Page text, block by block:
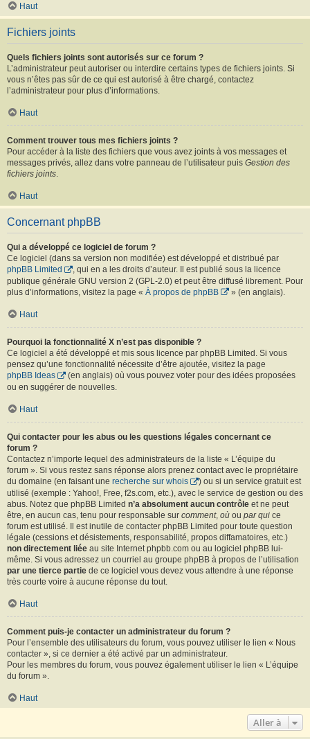
Haut
Fichiers joints
Quels fichiers joints sont autorisés sur ce forum ?
L’administrateur peut autoriser ou interdire certains types de fichiers joints. Si
vous n’êtes pas sûr de ce qui est autorisé à être chargé, contactez
l’administrateur pour plus d’informations.
Haut
Comment trouver tous mes fichiers joints ?
Pour accéder à la liste des fichiers que vous avez joints à vos messages et
messages privés, allez dans votre panneau de l’utilisateur puis Gestion des
fichiers joints.
Haut
Concernant phpBB
Qui a développé ce logiciel de forum ?
Ce logiciel (dans sa version non modifiée) est développé et distribué par
phpBB Limited
, qui en a les droits d’auteur. Il est publié sous la licence
publique générale GNU version 2 (GPL-2.0) et peut être diffusé librement. Pour
plus d’informations, visitez la page « À propos de phpBB » (en anglais).
Haut
Pourquoi la fonctionnalité X n’est pas disponible ?
Ce logiciel a été développé et mis sous licence par phpBB Limited. Si vous
pensez qu’une fonctionnalité nécessite d’être ajoutée, visitez la page
phpBB Ideas
(en anglais) où vous pouvez voter pour des idées proposées
ou en suggérer de nouvelles.
Haut
Qui contacter pour les abus ou les questions légales concernant ce
forum ?
Contactez n’importe lequel des administrateurs de la liste « L’équipe du
forum ». Si vous restez sans réponse alors prenez contact avec le propriétaire
du domaine (en faisant une recherche sur whois
) ou si un service gratuit est
utilisé (exemple : Yahoo!, Free, f2s.com, etc.), avec le service de gestion ou des
abus. Notez que phpBB Limited n’a absolument aucun contrôle et ne peut
être, en aucun cas, tenu pour responsable sur comment, où ou par qui ce
forum est utilisé. Il est inutile de contacter phpBB Limited pour toute question
légale (cessions et désistements, responsabilité, propos diffamatoires, etc.)
non directement liée au site Internet phpbb.com ou au logiciel phpBB lui-
même. Si vous adressez un courriel au groupe phpBB à propos de l’utilisation
par une tierce partie de ce logiciel vous devez vous attendre à une réponse
très courte voire à aucune réponse du tout.
Haut
Comment puis-je contacter un administrateur du forum ?
Pour l’ensemble des utilisateurs du forum, vous pouvez utiliser le lien « Nous
contacter », si ce dernier a été activé par un administrateur.
Pour les membres du forum, vous pouvez également utiliser le lien « L’équipe
du forum ».
Haut
Aller à